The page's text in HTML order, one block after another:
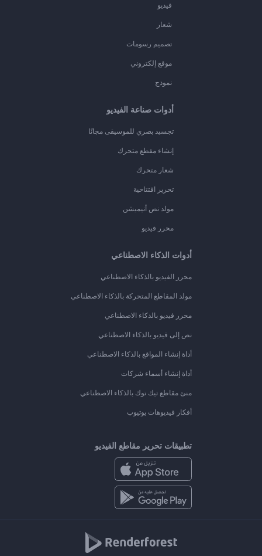
فيديو
شعار
تصميم رسومات
موقع إلكتروني
نموذج
أدوات صناعة الفيديو
تجسيد بصري للموسيقى مجانًا
إنشاء مقطع متحرك
شعار متحرك
تحرير افتتاحية
مولد نص أنيميشن
محرر فيديو
أدوات الذكاء الاصطناعي
محرر الفيديو بالذكاء الاصطناعي
مولد المقاطع المتحركة بالذكاء الاصطناعي
محرر فيديو بالذكاء الاصطناعي
نص إلى فيديو بالذكاء الاصطناعي
أداة إنشاء المواقع بالذكاء الاصطناعي
أداة إنشاء أسماء شركات
منئ مقاطع تيك توك بالذكاء الاصطناعي
أفكار فيديوهات يوتيوب
تطبيقات تحرير مقاطع الفيديو